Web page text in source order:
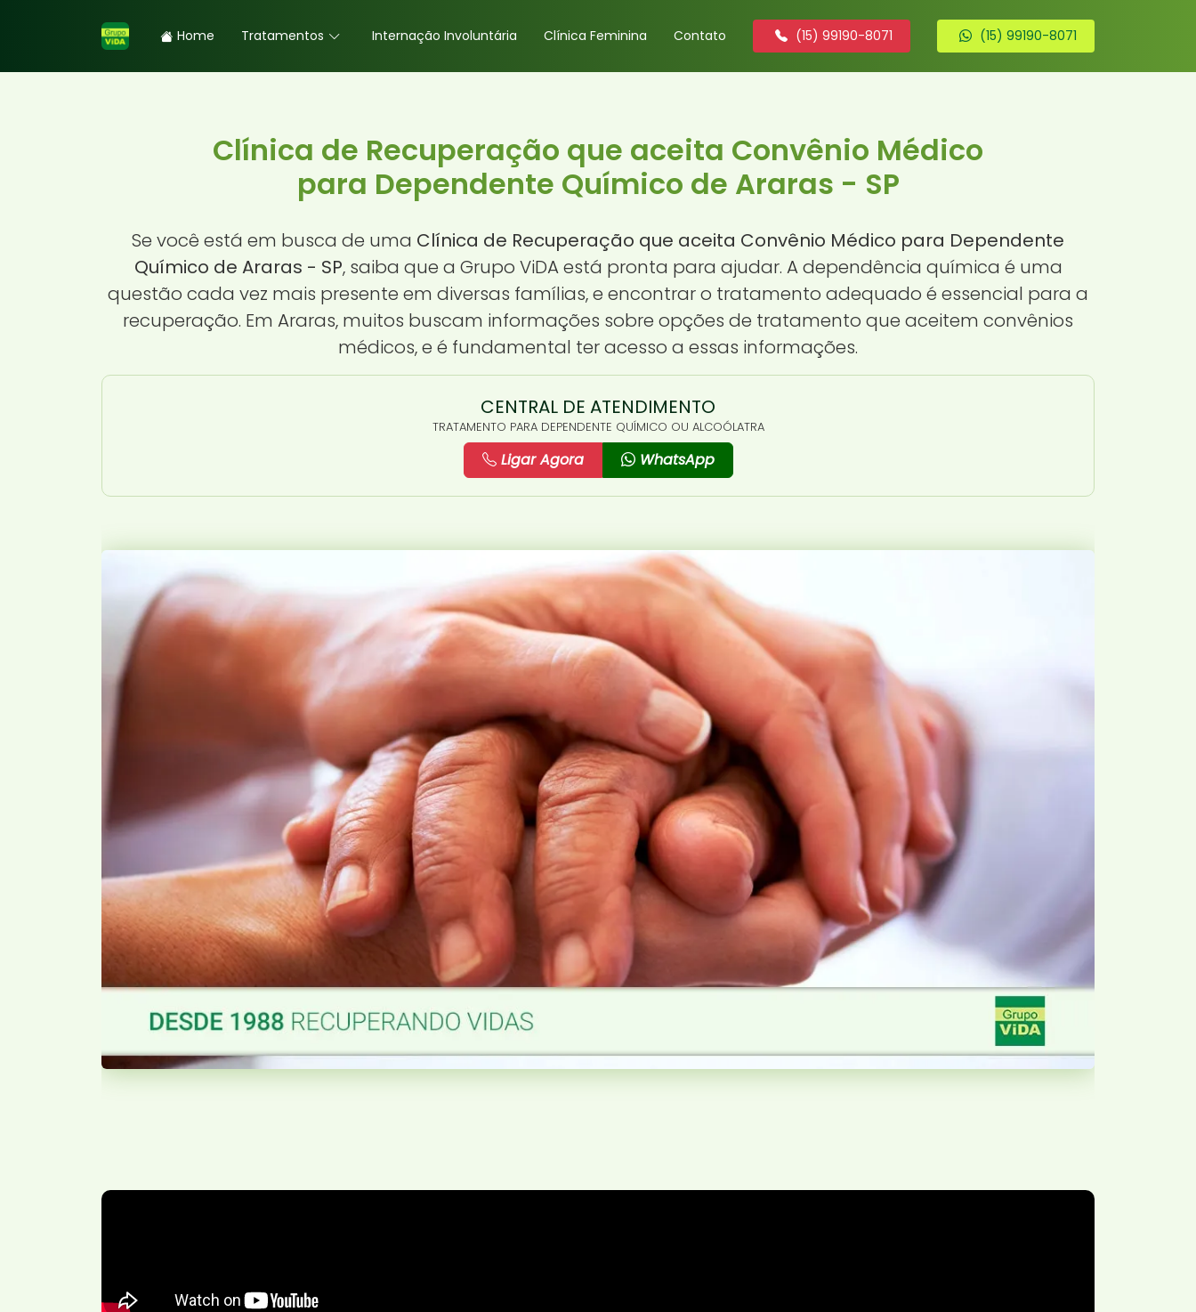
Home Tratamentos Internação Involuntária Clínica Feminina Contato (15) 99190-8071 (15) 99190-8071
Clínica de Recuperação que aceita Convênio Médico
para Dependente Químico de Araras - SP
Se você está em busca de uma Clínica de Recuperação que aceita Convênio Médico para Dependente
Químico de Araras - SP, saiba que a Grupo ViDA está pronta para ajudar. A dependência química é uma
questão cada vez mais presente em diversas famílias, e encontrar o tratamento adequado é essencial para a
recuperação. Em Araras, muitos buscam informações sobre opções de tratamento que aceitem convênios
médicos, e é fundamental ter acesso a essas informações.
CENTRAL DE ATENDIMENTO
TRATAMENTO PARA DEPENDENTE QUÍMICO OU ALCOÓLATRA
Ligar Agora WhatsApp